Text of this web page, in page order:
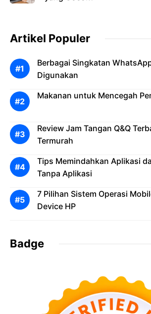
Artikel Populer
Berbagai Singkatan
Digunakan
Makanan untuk Mencegah
Review Jam Tangan Q&Q
Termurah
Tips Memindahkan Aplikasi
Tanpa Aplikasi
7 Pilihan Sistem Operasi
Device HP
Badge